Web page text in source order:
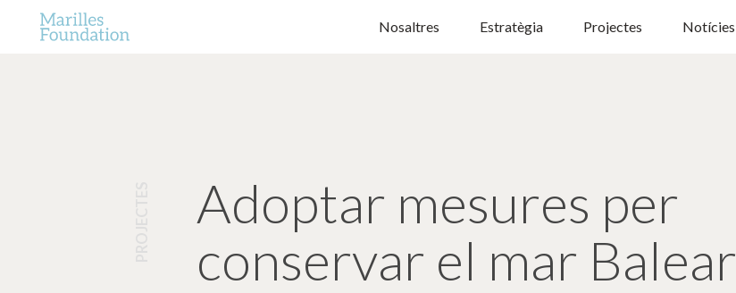
Nosaltres Estratègia Projectes Notícies
Adoptar mesures per
conservar el mar Balear